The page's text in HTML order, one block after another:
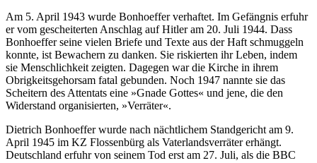
Am 5. April 1943 wurde Bonhoeffer verhaftet. Im Gefängnis erfuhr
er vom gescheiterten Anschlag auf Hitler am 20. Juli 1944. Dass
Bonhoeffer seine vielen Briefe und Texte aus der Haft schmuggeln
konnte, ist Bewachern zu danken. Sie riskierten ihr Leben, indem
sie Menschlichkeit zeigten. Dagegen war die Kirche in ihrem
Obrigkeitsgehorsam fatal gebunden. Noch 1947 nannte sie das
Scheitern des Attentats eine »Gnade Gottes« und jene, die den
Widerstand organisierten, »Verräter«.
Dietrich Bonhoeffer wurde nach nächtlichem Standgericht am 9.
April 1945 im KZ Flossenbürg als Vaterlandsverräter erhängt.
Deutschland erfuhr von seinem Tod erst am 27. Juli, als die BBC